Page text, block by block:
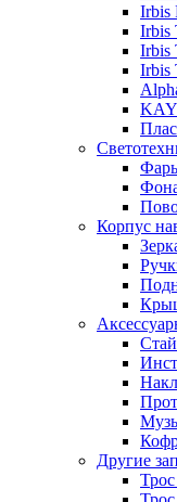
Irbis
Irbis
Irbis
Irbis
Корпус
Другие